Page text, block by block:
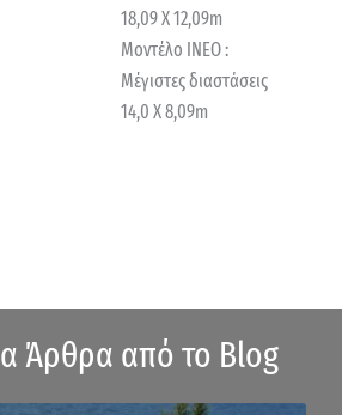
18,09 X 12,09m
Μοντέλο ΙΝΕΟ :
Μέγιστες διαστάσεις
14,0 Χ 8,09m
Άρθρα από το Blog